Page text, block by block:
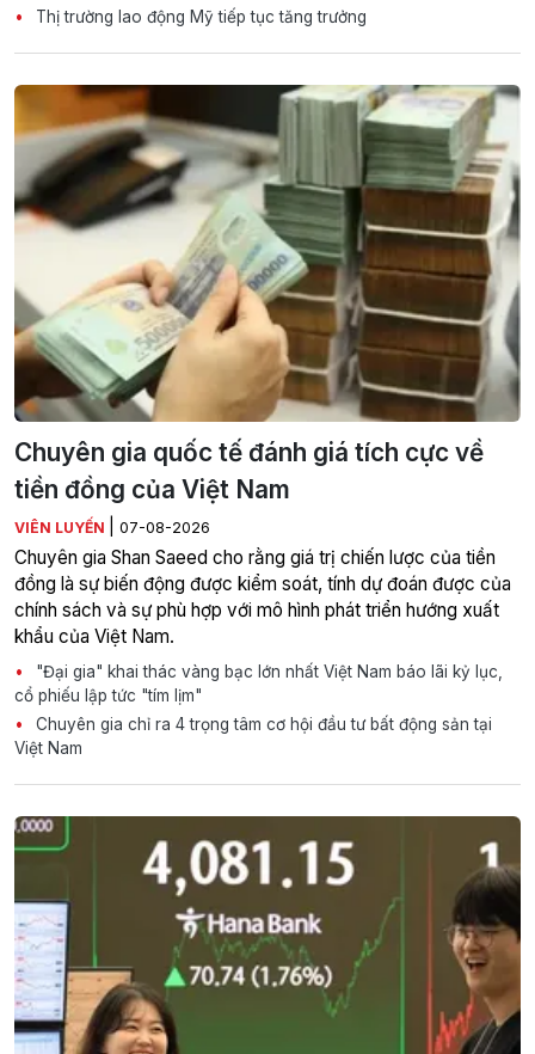
Thị trường lao động Mỹ tiếp tục tăng trưởng
Chuyên gia quốc tế đánh giá tích cực về
tiền đồng của Việt Nam
VIÊN LUYẾN 07-08-2026
Chuyên gia Shan Saeed cho rằng giá trị chiến lược của tiền
đồng là sự biến động được kiểm soát, tính dự đoán được của
chính sách và sự phù hợp với mô hình phát triển hướng xuất
khẩu của Việt Nam.
"Đại gia" khai thác vàng bạc lớn nhất Việt Nam báo lãi kỷ lục,
cổ phiếu lập tức "tím lịm"
Chuyên gia chỉ ra 4 trọng tâm cơ hội đầu tư bất động sản tại
Việt Nam